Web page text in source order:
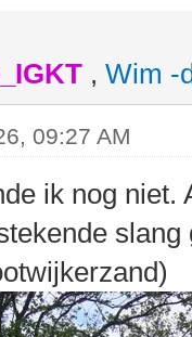
, Wim -
09:27 AM
ik nog niet.